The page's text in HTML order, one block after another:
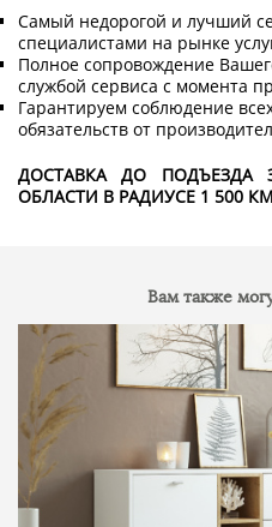
Самый недорогой и лучший
специалистами на рынке
Полное сопровождение
службой сервиса с момента
Гарантируем соблюдение
обязательств от
ДОСТАВКА ДО ПОДЪЕЗДА
ОБЛАСТИ В РАДИУСЕ 1 500
Вам также